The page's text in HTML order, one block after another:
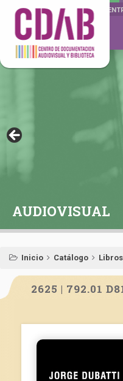
DOCUMENTA DRAMÁTICAS
AUDIOVISUAL
Inicio Catálogo Libros
2625 | 792.01